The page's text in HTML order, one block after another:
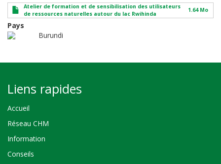
Atelier de formation et de sensibilisation des utilisateurs
de ressources naturelles autour du lac Rwihinda
1.64 Mo
Pays
Burundi
Liens rapides
Accueil
Réseau CHM
Information
Conseils